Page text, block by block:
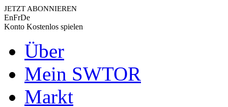
JETZT ABONNIEREN
EnFrDe
Konto Kostenlos spielen
Über
Mein SWTOR
Markt